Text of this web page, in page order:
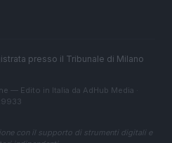
presso il Tribunale di Milano
— Edito in Italia da AdHub Media
con il supporto di strumenti digitali e